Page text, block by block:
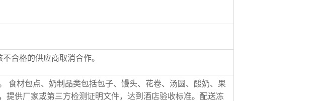
合格的供应商取消合作。
食材包点、奶制品类包括包子、馒头、花卷、汤圆、酸奶、果
供厂家或第三方检测证明文件，达到酒店验收标准。配送冻